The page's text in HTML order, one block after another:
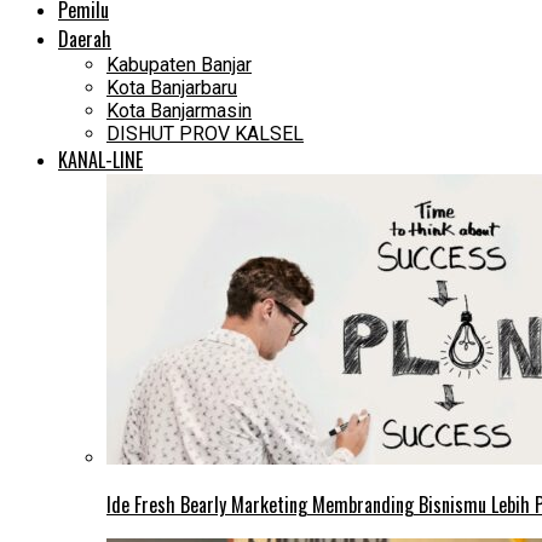
Pemilu
Daerah
Kabupaten Banjar
Kota Banjarbaru
Kota Banjarmasin
DISHUT PROV KALSEL
KANAL-LINE
Ide Fresh Bearly Marketing Membranding Bisnismu Lebih